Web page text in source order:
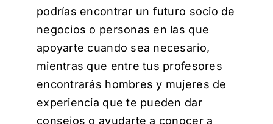
podrías encontrar un futuro socio de
negocios o personas en las que
apoyarte cuando sea necesario,
mientras que entre tus profesores
encontrarás hombres y mujeres de
experiencia que te pueden dar
consejos o ayudarte a conocer a